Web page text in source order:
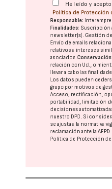
He leído y
Política de Protección
Responsable:
Finalidades: Suscripción
newsletter(s). Gestión
Envío de emails
relativos a intereses
asociados.Conservación:
relación con Ud., o
llevar a cabo las
Los datos pueden
grupo por motivos de
Acceso, rectificación,
portabilidad, limitación
decisiones
nuestro DPD. Si
se ajusta a la normativa
reclamación ante laAEPD.
Política de Protección de